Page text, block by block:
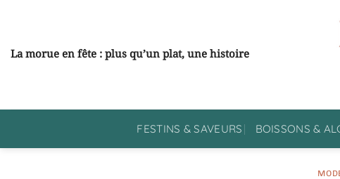
contenu
La morue en fête : plus qu’un plat, une histoire
FESTINS & SAVEURS BOISSONS &